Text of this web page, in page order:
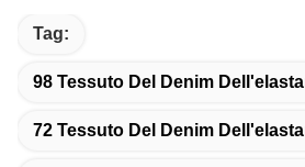
Tag:
98 Tessuto Del Denim
72 Tessuto Del Denim